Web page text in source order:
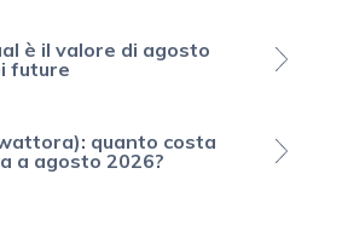
è il valore di agosto
future
quanto costa
a agosto 2026?